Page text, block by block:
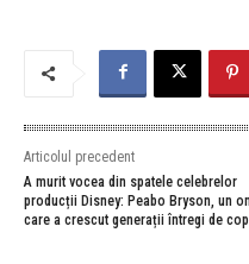
Articolul precedent
A murit vocea din spatele celebrelor
producții Disney: Peabo Bryson, un
care a crescut generații întregi de